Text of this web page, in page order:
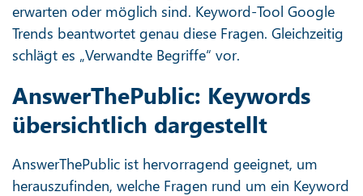
erwarten oder möglich sind. Keyword-Tool Google
Trends beantwortet genau diese Fragen. Gleichzeitig
schlägt es „Verwandte Begriffe“ vor.
AnswerThePublic: Keywords
übersichtlich dargestellt
AnswerThePublic ist hervorragend geeignet, um
herauszufinden, welche Fragen rund um ein Keyword